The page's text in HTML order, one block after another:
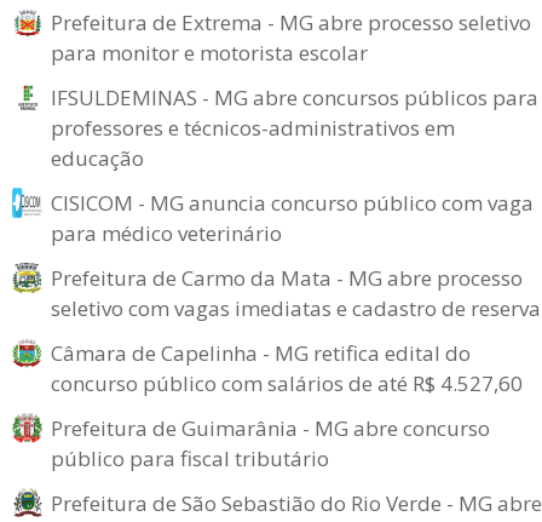
Prefeitura de Extrema - MG abre processo seletivo
para monitor e motorista escolar
IFSULDEMINAS - MG abre concursos públicos para
professores e técnicos-administrativos em
educação
CISICOM - MG anuncia concurso público com vaga
para médico veterinário
Prefeitura de Carmo da Mata - MG abre processo
seletivo com vagas imediatas e cadastro de reserva
Câmara de Capelinha - MG retifica edital do
concurso público com salários de até R$ 4.527,60
Prefeitura de Guimarânia - MG abre concurso
público para fiscal tributário
Prefeitura de São Sebastião do Rio Verde - MG abre